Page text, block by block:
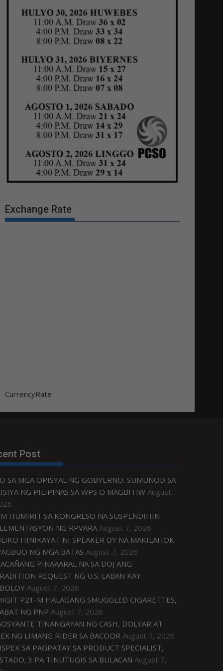
Exchange Rate
CurrencyRate
Post
SA MGA OPISYAL NG GOBYERNO: SUMUNOD SA
NG PILIPINAS SA WPS O MAGBITIW August
HUMIRIT SA KONGRESO NA SUSPENDIHIN
NG RPVARA August 7, 2026
HINIKAYAT NI SPEAKER DY NA MAKILAHOK
NG MGA BATAS August 7, 2026
PINAAARAL NA SA DOJ ANG
REQUEST NG U.S. LABAN KAY
August 7, 2026
P21-M HALAGANG SMUGGLED CIGARETTES,
NG PNP August 7, 2026
TINANGAYAN NG CASH, DOLYAR AT
NG LIMANG RIDER SA BACOOR August 7, 2026
SA PAGPATAY SA PRODUCT SPECIALIST,
3 PA TINUTUGIS SA BULACAN August 7,